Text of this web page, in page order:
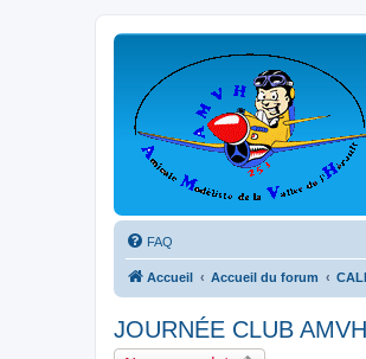
FAQ
Accueil Accueil du forum
JOURNÉE CLUB